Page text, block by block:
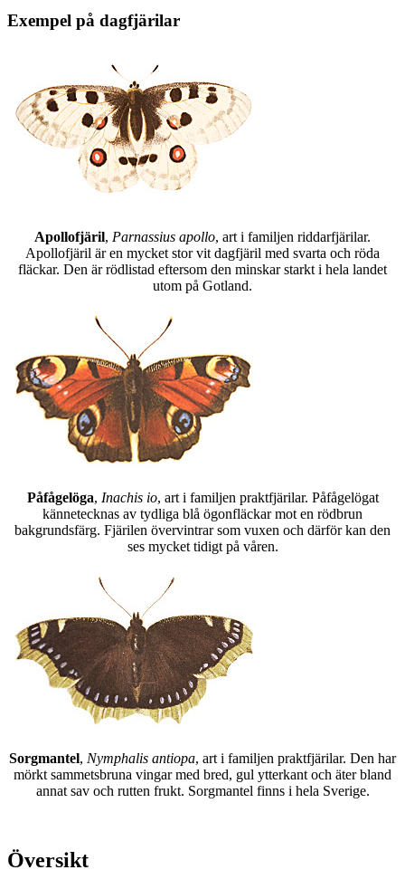
Exempel på dagfjärilar
Apollofjäril, Parnassius apollo, art i familjen riddarfjärilar.
Apollofjäril är en mycket stor vit dagfjäril med svarta och röda
fläckar. Den är rödlistad eftersom den minskar starkt i hela landet
utom på Gotland.
Påfågelöga, Inachis io, art i familjen praktfjärilar. Påfågelögat
kännetecknas av tydliga blå ögonfläckar mot en rödbrun
bakgrundsfärg. Fjärilen övervintrar som vuxen och därför kan den
ses mycket tidigt på våren.
Sorgmantel, Nymphalis antiopa, art i familjen praktfjärilar. Den har
mörkt sammetsbruna vingar med bred, gul ytterkant och äter bland
annat sav och rutten frukt. Sorgmantel finns i hela Sverige.
Översikt